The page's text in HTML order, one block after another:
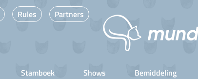
Stamboek Shows Bemiddeling
Rules Partners